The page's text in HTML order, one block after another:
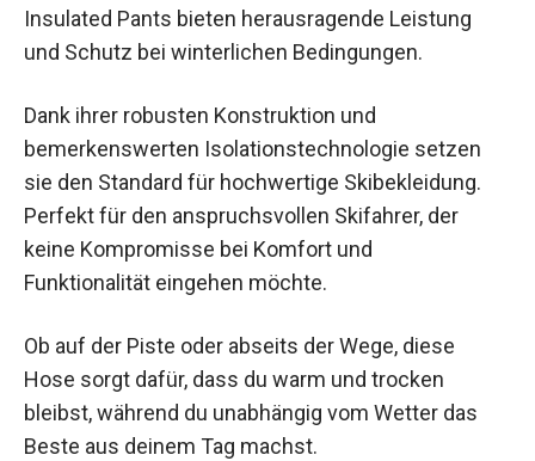
Insulated Pants bieten herausragende Leistung
und Schutz bei winterlichen Bedingungen.
Dank ihrer robusten Konstruktion und
bemerkenswerten Isolationstechnologie setzen
sie den Standard für hochwertige Skibekleidung.
Perfekt für den anspruchsvollen Skifahrer, der
keine Kompromisse bei Komfort und
Funktionalität eingehen möchte.
Ob auf der Piste oder abseits der Wege, diese
Hose sorgt dafür, dass du warm und trocken
bleibst, während du unabhängig vom Wetter das
Beste aus deinem Tag machst.